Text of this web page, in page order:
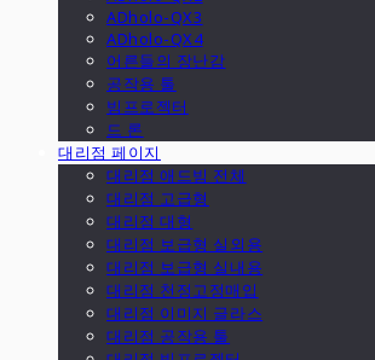
ADholo-QX3
ADholo-QX4
어른들의 장난감
공작용 툴
빔프로젝터
드 론
대리점 페이지
대리점 애드빔 전체
대리점 고급형
대리점 대형
대리점 보급형 실외용
대리점 보급형 실내용
대리점 천정고정매입
대리점 이미지 글라스
대리점 공작용 툴